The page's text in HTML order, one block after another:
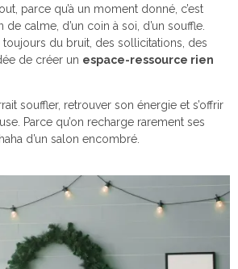
parce qu’à un moment donné, c’est
calme, d’un coin à soi, d’un souffle.
toujours du bruit, des sollicitations, des
de créer un espace-ressource rien
souffler, retrouver son énergie et s’offrir
Parce qu’on recharge rarement ses
d’un salon encombré.